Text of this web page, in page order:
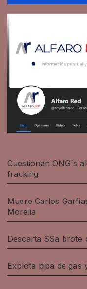
Cuestionan ONG´s
fracking
Muere Carlos
Morelia
Descarta SSa brote
Explota pipa de gas